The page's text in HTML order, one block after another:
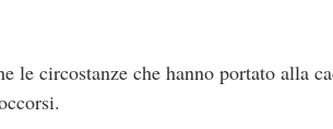
le circostanze che hanno portato alla